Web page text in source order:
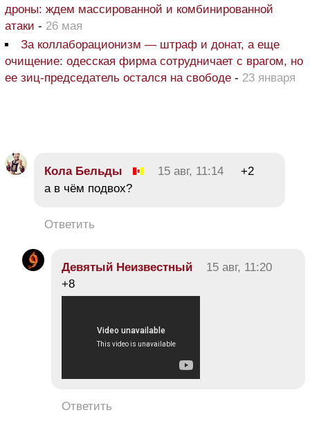
дроны: ждем массированной и комбинированной
атаки - 26 мая
За коллаборационизм — штраф и донат, а еще
очищение: одесская фирма сотрудничает с врагом, но
ее зиц-председатель остался на свободе - 23 января
Кола Бельды 15 авг, 11:14
+2
а в чём подвох?
Ответить
Девятый Неизвестный
15 авг, 11:20
+8
Ответить